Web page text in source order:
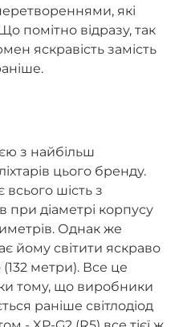
які
помітно відразу, так
яскравість замість
з найбільш
цього бренду.
шість з
при діаметрі корпусу
Однак же
йому світити яскраво
метри). Все це
тому, що виробники
раніше світлодіод